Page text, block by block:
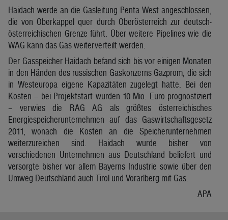
Haidach werde an die Gasleitung Penta West angeschlossen,
die von Oberkappel quer durch Oberösterreich zur deutsch-
österreichischen Grenze führt. Über weitere Pipelines wie die
WAG kann das Gas weiterverteilt werden.
Der Gasspeicher Haidach befand sich bis vor einigen Monaten
in den Händen des russischen Gaskonzerns Gazprom, die sich
in Westeuropa eigene Kapazitäten zugelegt hatte. Bei den
Kosten – bei Projektstart wurden 10 Mio. Euro prognostiziert
– verwies die RAG AG als größtes österreichisches
Energiespeicherunternehmen auf das Gaswirtschaftsgesetz
2011, wonach die Kosten an die Speicherunternehmen
weiterzureichen sind. Haidach wurde bisher von
verschiedenen Unternehmen aus Deutschland beliefert und
versorgte bisher vor allem Bayerns Industrie sowie über den
Umweg Deutschland auch Tirol und Vorarlberg mit Gas.
APA